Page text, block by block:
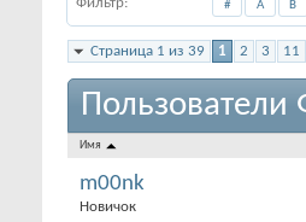
# A B
Страница 1 из 39 1 2 3 11
Пользователи
Имя
m00nk
Новичок